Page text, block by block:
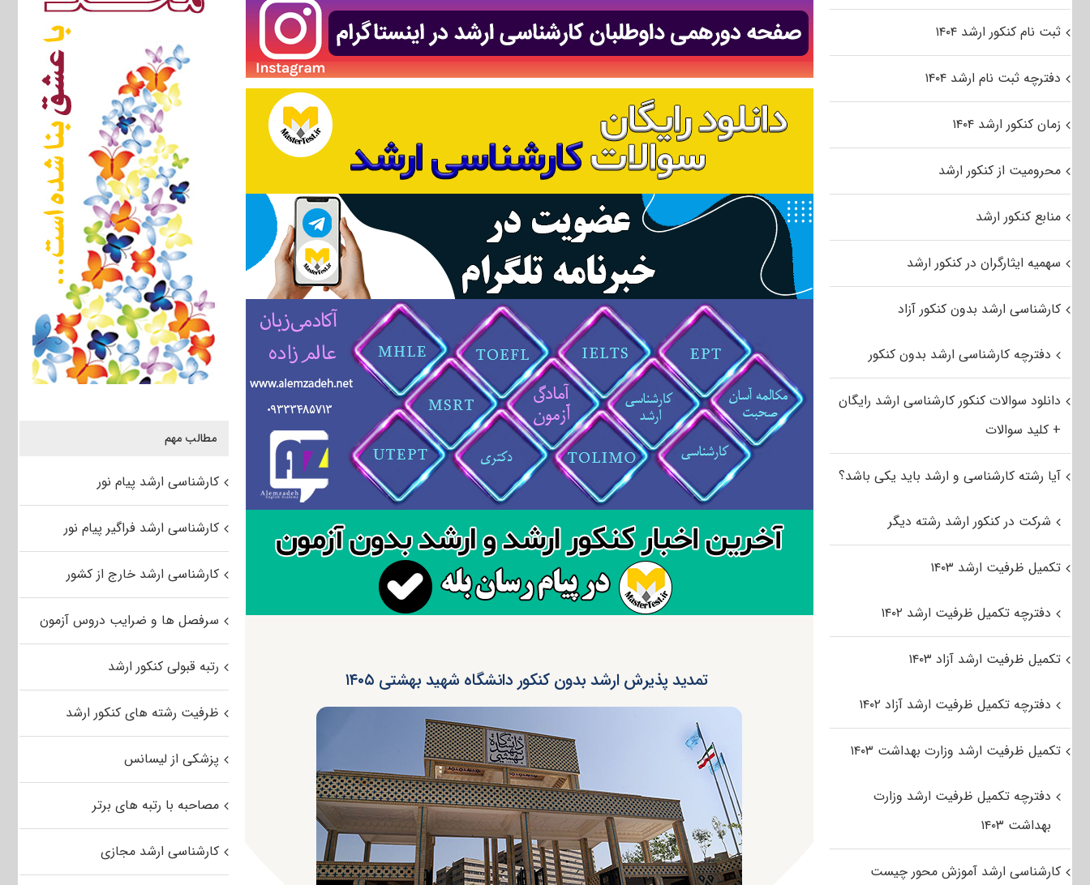
تمدید پذیرش ارشد بدون کنکور دانشگاه شهید بهشتی ۱۴۰۵
مطالب مهم
کارشناسی ارشد پیام نور
کارشناسی ارشد فراگیر پیام نور
کارشناسی ارشد خارج از کشور
سرفصل ها و ضرایب دروس آزمون
رتبه قبولی کنکور ارشد
ظرفیت رشته های کنکور ارشد
پزشکی از لیسانس
مصاحبه با رتبه های برتر
کارشناسی ارشد مجازی
ثبت نام کنکور ارشد ۱۴۰۴
دفترچه ثبت نام ارشد ۱۴۰۴
زمان کنکور ارشد ۱۴۰۴
محرومیت از کنکور ارشد
منابع کنکور ارشد
سهمیه ایثارگران در کنکور ارشد
کارشناسی ارشد بدون کنکور آزاد
دفترچه کارشناسی ارشد بدون کنکور
دانلود سوالات کنکور کارشناسی ارشد رایگان
+ کلید سوالات
آیا رشته کارشناسی و ارشد باید یکی باشد؟
شرکت در کنکور ارشد رشته دیگر
تکمیل ظرفیت ارشد ۱۴۰۳
دفترچه تکمیل ظرفیت ارشد ۱۴۰۲
تکمیل ظرفیت ارشد آزاد ۱۴۰۳
دفترچه تکمیل ظرفیت ارشد آزاد ۱۴۰۲
تکمیل ظرفیت ارشد وزارت بهداشت ۱۴۰۳
دفترچه تکمیل ظرفیت ارشد وزارت
بهداشت ۱۴۰۳
کارشناسی ارشد آموزش محور چیست